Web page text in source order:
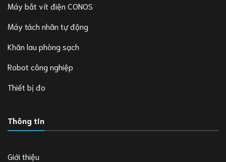
Máy bắt vít điện CONOS
Máy tách nhãn tự động
Khăn lau phòng sạch
Robot công nghiệp
Thiết bị đo
Thông tin
Giới thiệu